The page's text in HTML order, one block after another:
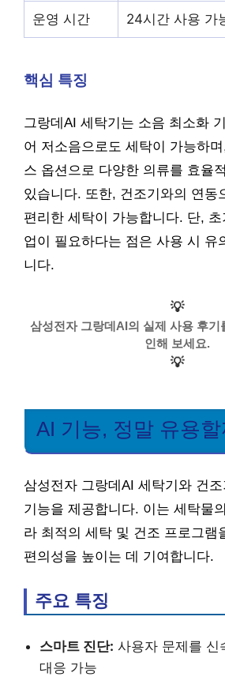
운영 시간 24시간 사용 가
핵심 특징
그랑데AI 세탁기는 소음 최소화
어 저소음으로도 세탁이 가능하
스 옵션으로 다양한 의류를 효율
있습니다. 또한, 건조기와의 연동
편리한 세탁이 가능합니다. 단,
업이 필요하다는 점은 사용 시 유
니다.
💡
삼성전자 그랑데AI의 실제 사용 후기
인해 보세요.
💡
AI 기능, 정말 유용
삼성전자 그랑데AI 세탁기와 건
기능을 제공합니다. 이는 세탁물
라 최적의 세탁 및 건조 프로그램
편의성을 높이는 데 기여합니다.
주요 특징
스마트 진단: 사용자 문제를 신
대응 가능